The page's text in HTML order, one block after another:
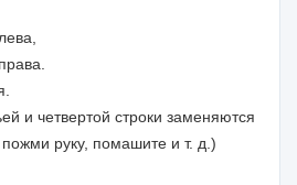
и четвертой строки заменяются
руку, помашите и т. д.)